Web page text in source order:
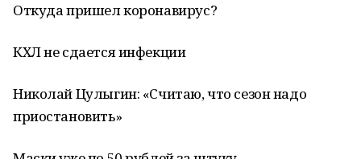
Откуда пришел коронавирус?
КХЛ не сдается инфекции
Николай Цулыгин: «Считаю, что сезон надо
приостановить»